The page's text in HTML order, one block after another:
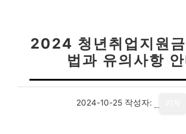
2024 청년취업지원
법과 유의사항 안
2024-10-25 작성자: